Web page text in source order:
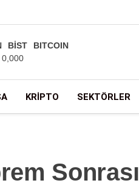
BİST
0,000
BITCOIN
KRIPTO SEKTÖRLER
Sonrası